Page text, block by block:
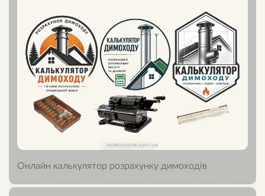
Онлайн калькулятор розрахунку димоходів